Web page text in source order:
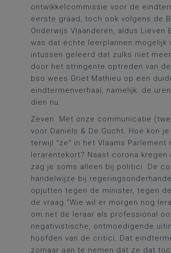
ontwikkelcommissie voor de
eerste graad, toch ook volgens de
Onderwijs Vlaanderen, aldus
was dat échte leerplannen
intussen geleerd dat zulks niet
door het stringente optreden van
bso wees Griet Mathieu op een
eindtermenverhaal, namelijk: de
dien nu.
Zeven. Met onze communicatie
voor Daniëls & De Gucht. Hoe kon
terwijl “ze” in het Vlaams
lerarentekort? Naast corona
zag je soms alleen bij politici. De
handelwijze bij
opjutten tegen de minister, tegen
de vraag “Wie wil er morgen nog
om net de leraar als professional
negativistische, ontmoedigende
hoofden van de critici. Dat
zomaar aan te nemen dat ze dat